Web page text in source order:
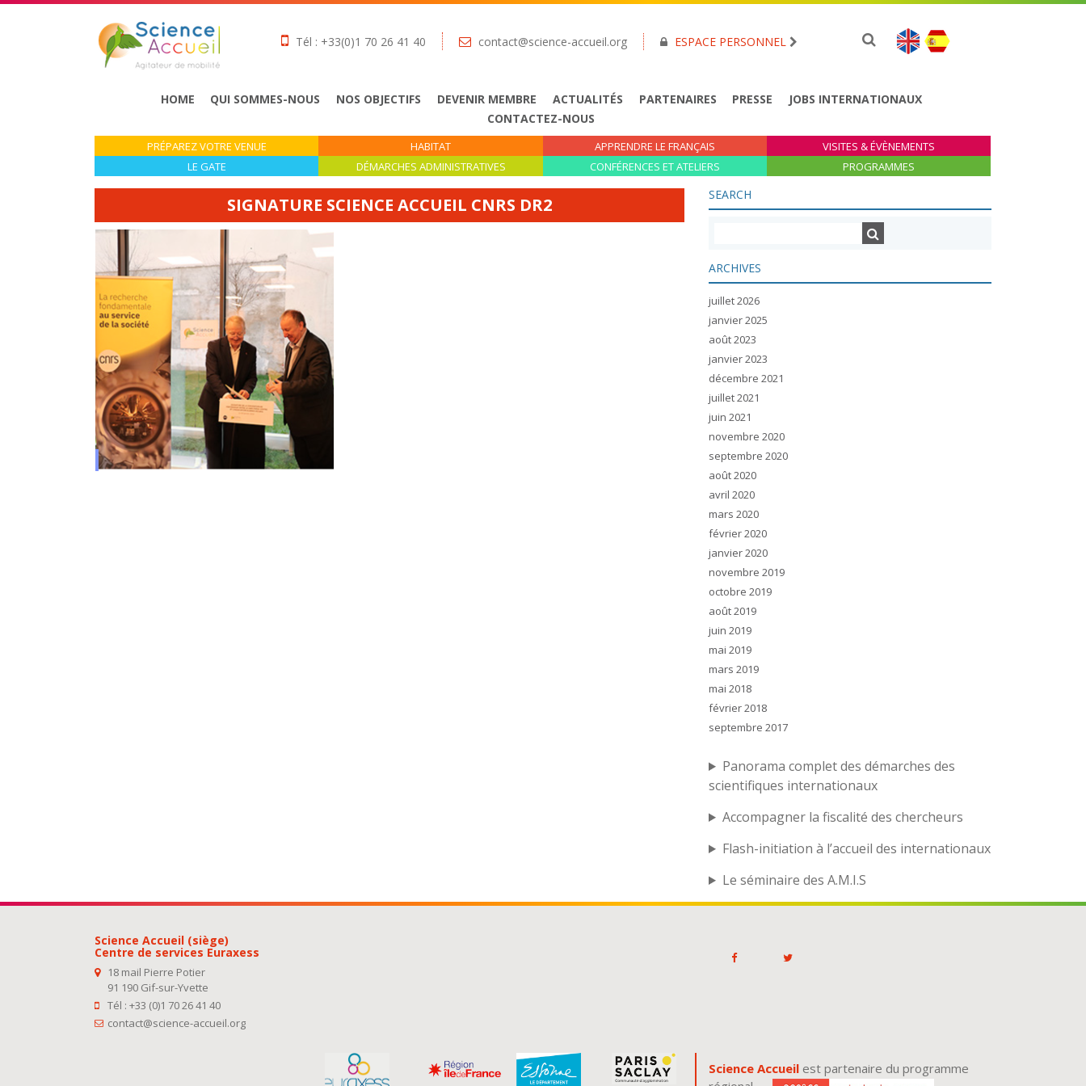
Tél : +33(0)1 70 26 41 40 contact@science-accueil.org ESPACE PERSONNEL
HOME QUI SOMMES-NOUS NOS OBJECTIFS DEVENIR MEMBRE ACTUALITÉS PARTENAIRES PRESSE
JOBS INTERNATIONAUX
CONTACTEZ-NOUS
PRÉPAREZ VOTRE VENUE HABITAT APPRENDRE LE FRANÇAIS
VISITES & ÉVÈNEMENTS
LE GATE
DÉMARCHES ADMINISTRATIVES CONFÉRENCES ET ATELIERS PROGRAMMES
SIGNATURE SCIENCE ACCUEIL CNRS DR2 SEARCH
ARCHIVES
juillet 2026
janvier 2025
août 2023
janvier 2023
décembre 2021
juillet 2021
juin 2021
novembre 2020
septembre 2020
août 2020
avril 2020
mars 2020
février 2020
janvier 2020
novembre 2019
octobre 2019
août 2019
juin 2019
mai 2019
mars 2019
mai 2018
février 2018
septembre 2017
Panorama complet des démarches des
scientifiques internationaux
Accompagner la fiscalité des chercheurs
Flash-initiation à l’accueil des internationaux
Le séminaire des A.M.I.S
Science Accueil (siège)
Centre de services Euraxess
18 mail Pierre Potier
91 190 Gif-sur-Yvette
Tél : +33 (0)1 70 26 41 40
contact@science-accueil.org
Science Accueil est partenaire du programme